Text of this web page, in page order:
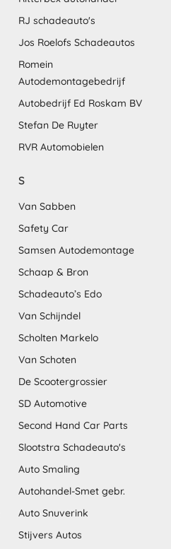
RJ schadeauto's
Jos Roelofs Schadeautos
Romein
Autodemontagebedrijf
Autobedrijf Ed Roskam BV
Stefan De Ruyter
RVR Automobielen
S
Van Sabben
Safety Car
Samsen Autodemontage
Schaap & Bron
Schadeauto’s Edo
Van Schijndel
Scholten Markelo
Van Schoten
De Scootergrossier
SD Automotive
Second Hand Car Parts
Slootstra Schadeauto's
Auto Smaling
Autohandel-Smet gebr.
Auto Snuverink
Stijvers Autos